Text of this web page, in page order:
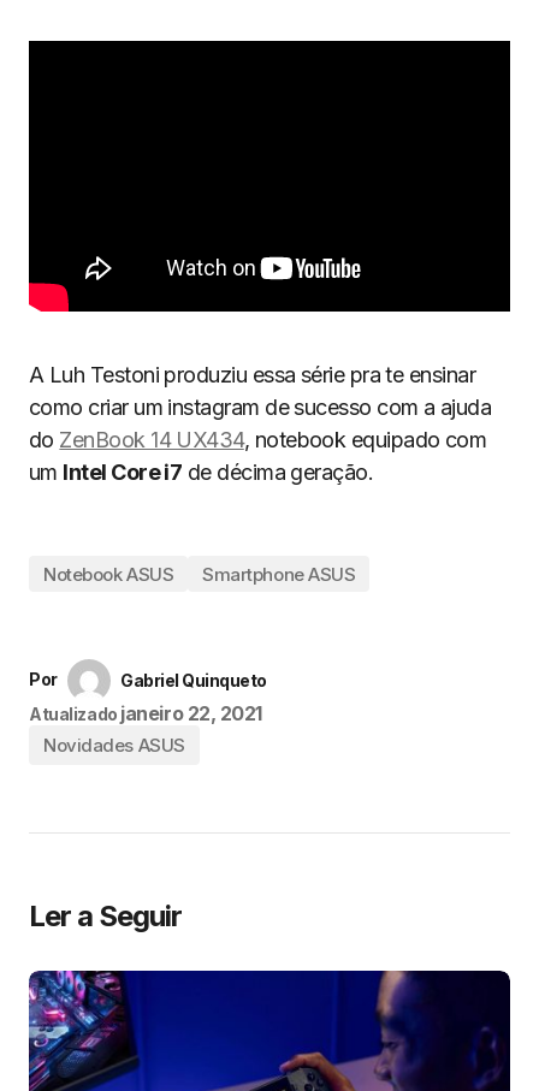
A Luh Testoni produziu essa série pra te ensinar
como criar um instagram de sucesso com a ajuda
do ZenBook 14 UX434, notebook equipado com
um Intel Core i7 de décima geração.
Notebook ASUS Smartphone ASUS
Por
Gabriel Quinqueto
Atualizado janeiro 22, 2021
Novidades ASUS
Ler a Seguir